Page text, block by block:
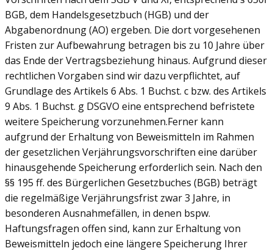
BGB, dem Handelsgesetzbuch (HGB) und der
Abgabenordnung (AO) ergeben. Die dort vorgesehenen
Fristen zur Aufbewahrung betragen bis zu 10 Jahre über
das Ende der Vertragsbeziehung hinaus. Aufgrund dieser
rechtlichen Vorgaben sind wir dazu verpflichtet, auf
Grundlage des Artikels 6 Abs. 1 Buchst. c bzw. des Artikels
9 Abs. 1 Buchst. g DSGVO eine entsprechend befristete
weitere Speicherung vorzunehmen.Ferner kann
aufgrund der Erhaltung von Beweismitteln im Rahmen
der gesetzlichen Verjährungsvorschriften eine darüber
hinausgehende Speicherung erforderlich sein. Nach den
§§ 195 ff. des Bürgerlichen Gesetzbuches (BGB) beträgt
die regelmäßige Verjährungsfrist zwar 3 Jahre, in
besonderen Ausnahmefällen, in denen bspw.
Haftungsfragen offen sind, kann zur Erhaltung von
Beweismitteln jedoch eine längere Speicherung Ihrer